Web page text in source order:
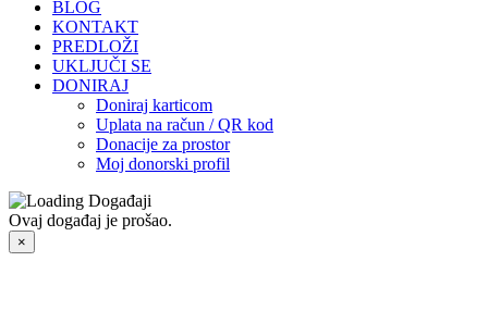
BLOG
KONTAKT
PREDLOŽI
UKLJUČI SE
DONIRAJ
Doniraj karticom
Uplata na račun / QR kod
Donacije za prostor
Moj donorski profil
Ovaj događaj je prošao.
×